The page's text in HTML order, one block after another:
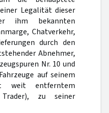
Legalität dieser
ihm bekannten
Chatverkehr,
durch den
Abnehmer,
Nr. 10 und
auf seinem
weit entferntem
zu seiner